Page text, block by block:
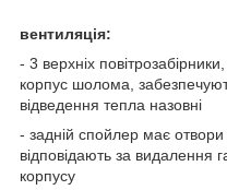
вентиляція:
- 3 верхніх
корпус шолома,
відведення тепла назовні
- задній спойлер має отвори
відповідають за видалення
корпусу